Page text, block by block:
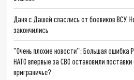
Даня с Дашей спаслись от боевиков ВСУ.
закончились
"Очень плохие новости": Большая ошибка
НАТО впервые за СВО остановили
приграничье?